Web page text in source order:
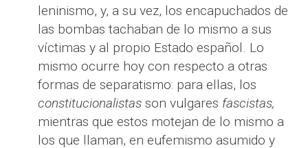
leninismo, y, a su vez, los encapuchados de
las bombas tachaban de lo mismo a sus
víctimas y al propio Estado español. Lo
mismo ocurre hoy con respecto a otras
formas de separatismo: para ellas, los
constitucionalistas son vulgares fascistas,
mientras que estos motejan de lo mismo a
los que llaman, en eufemismo asumido y